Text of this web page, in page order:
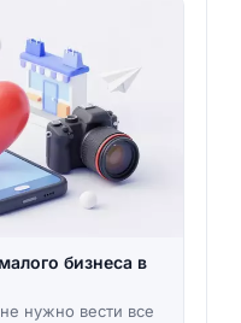
бизнеса в
нужно вести все